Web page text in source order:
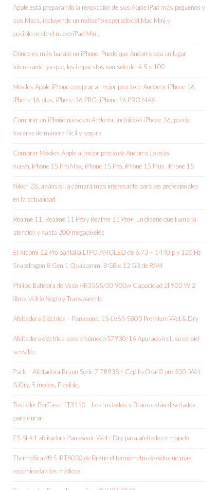
Apple está preparando la renovación de sus Apple iPad más pequeños y
sus Macs, incluyendo un rediseño esperado del Mac Mini y
posiblemente el nuevo iPad Mini.
Dónde es más barato un iPhone. Puede que Andorra sea un lugar
interesante, ya que, los impuestos son solo del 4,5 x 100
Móviles Apple iPhone comprar al mejor precio de Andorra, iPhone 16,
iPhone 16 plus, iPhone 16 PRO, iPhone 16 PRO MAX.
Comprar un iPhone nuevo en Andorra, incluido el iPhone 16, puede
hacerse de manera fácil y segura
Comprar Móviles Apple al mejor precio de Andorra Lo más
nuevo, iPhone 15 Pro Max, iPhone 15 Pro, iPhone 15 Plus, iPhone 15
Nikon Z8, análisis: la cámara más interesante para los profesionales
en la actualidad
Realme 11, Realme 11 Pro y Realme 11 Pro+: un diseño que llama la
atención y hasta 200 megapíxeles
El Xiaomi 12 Pro pantalla LTPO AMOLED de 6.73 – 1440 p y 120 Hz
Snapdragon 8 Gen 1 Qualcomm, 8 GB o 12 GB de RAM
Philips Batidora de Vaso HR3555/00 900w Capacidad 2l 900 W 2
litros Vidrio Negro y Transparente
Afeitadora Eléctrica – Panasonic ES-LV65-S803 Premium Wet & Dry
Afeitadora eléctrica seco y húmedo S7930/16 Apurado incluso en piel
sensible
Pack – Afeitadora Braun Serie 7 7893S + Cepillo Oral B pro 500, Wet
& Dry, 5 modos, Flexible,
Tostador PurEase HT3110 – Los tostadores Braun están diseñados
para durar
ES-SL41 afeitadora Panasonic Wet / Dry para afeitado en mojado
ThermoScan® 5 IRT6020 de Braun el termómetro de oído que más
recomiendan los médicos